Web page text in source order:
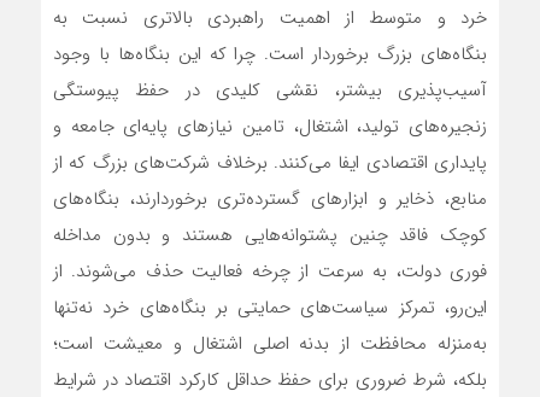
خرد و متوسط از اهمیت راهبردی بالاتری نسبت به
بنگاه‌های بزرگ برخوردار است. چرا که این بنگاه‌ها با وجود
آسیب‌پذیری بیشتر، نقشی کلیدی در حفظ پیوستگی
زنجیره‌های تولید، اشتغال، تامین نیازهای پایه‌ای جامعه و
پایداری اقتصادی ایفا می‌کنند. برخلاف شرکت‌های بزرگ که از
منابع، ذخایر و ابزارهای گسترده‌تری برخوردارند، بنگاه‌های
کوچک فاقد چنین پشتوانه‌هایی هستند و بدون مداخله
فوری دولت، به سرعت از چرخه فعالیت حذف می‌شوند. از
این‌رو، تمرکز سیاست‌های حمایتی بر بنگاه‌های خرد نه‌تنها
به‌منزله محافظت از بدنه اصلی اشتغال و معیشت است؛
بلکه، شرط ضروری برای حفظ حداقل کارکرد اقتصاد در شرایط